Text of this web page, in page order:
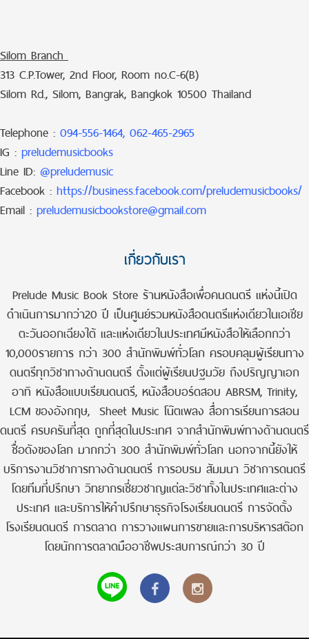
Silom Branch
313 C.P.Tower, 2nd Floor, Room no.C-6(B)
Silom Rd., Silom, Bangrak, Bangkok 10500 Thailand
Telephone : 094-556-1464, 062-465-2965
IG : preludemusicbooks
Line ID: @preludemusic
Facebook : https://business.facebook.com/preludemusicbooks/
Email : preludemusicbookstore@gmail.com
เกี่ยวกับเรา
Prelude Music Book Store ร้านหนังสือเพื่อคนดนตรี แห่งนี้เปิด
ดำเนินการมากว่า20 ปี เป็นศูนย์รวมหนังสือดนตรีแห่งเดียวในเอเชีย
ตะวันออกเฉียงใต้ และแห่งเดียวในประเทศมีหนังสือให้เลือกกว่า
10,000รายการ กว่า 300 สำนักพิมพ์ทั่วโลก ครอบคลุมผู้เรียนทาง
ดนตรีทุกวิชาทางด้านดนตรี ตั้งแต่ผู้เรียนปฐมวัย ถึงปริญญาเอก
อาทิ หนังสือแบบเรียนดนตรี, หนังสือบอร์ดสอบ ABRSM, Trinity,
LCM ของอังกฤษ, Sheet Music โน๊ตเพลง สื่อการเรียนการสอน
ดนตรี ครบครันที่สุด ถูกที่สุดในประเทศ จากสำนักพิมพ์ทางด้านดนตรี
ชื่อดังของโลก มากกว่า 300 สำนักพิมพ์ทั่วโลก นอกจากนี้ยังให้
บริการงานวิชาการทางด้านดนตรี การอบรม สัมมนา วิชาการดนตรี
โดยทีมที่ปรึกษา วิทยากรเชี่ยวชาญแต่ละวิชาทั้งในประเทศและต่าง
ประเทศ และบริการให้คำปรึกษาธุรกิจโรงเรียนดนตรี การจัดตั้ง
โรงเรียนดนตรี การตลาด การวางแผนการขายและการบริหารสต๊อก
โดยนักการตลาดมืออาชีพประสบการณ์กว่า 30 ปี